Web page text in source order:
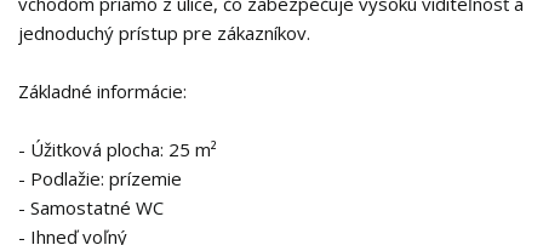
jednoduchý prístup pre zákazníkov.
Základné informácie:
- Úžitková plocha: 25 m²
- Podlažie: prízemie
- Samostatné WC
- Ihneď voľný